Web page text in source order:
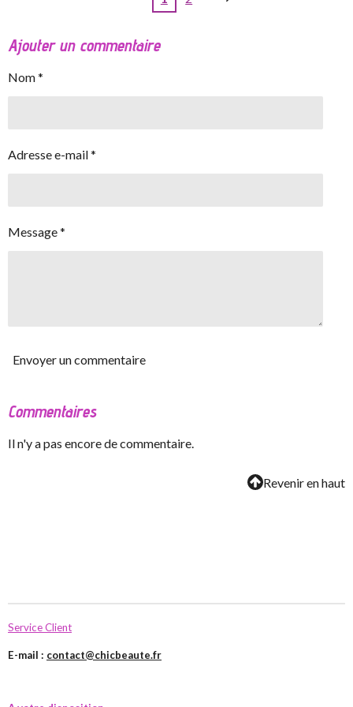
Ajouter un commentaire
Nom *
Adresse e-mail *
Message *
Envoyer un commentaire
Commentaires
Il n'y a pas encore de commentaire.
Revenir en haut
Service Client
E-mail : contact@chicbeaute.fr